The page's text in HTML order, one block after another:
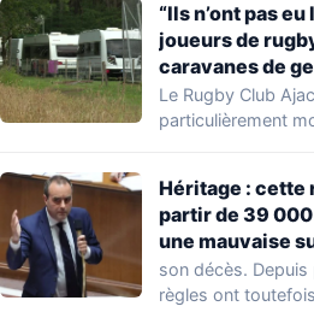
“Ils n’ont pas
joueurs de
caravanes de
s’installer dans
délogent en
Le Rugby Club
particulièrement
Héritage : cette
partir de 39
une mauvaise
nombreuses
son décès. Depuis
règles ont